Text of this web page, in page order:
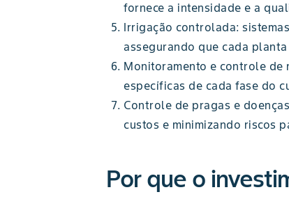
fornece a intensidade e a
Irrigação controlada:
assegurando que cada
Monitoramento e controle de
específicas de cada fase do
Controle de pragas e
custos e minimizando riscos
Por que o